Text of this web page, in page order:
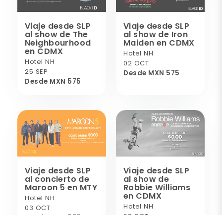
Viaje desde SLP
al show de The
Neighbourhood
en CDMX
Hotel NH
25 SEP
Desde MXN 575
Viaje desde SLP
al show de Iron
Maiden en CDMX
Hotel NH
02 OCT
Desde MXN 575
Viaje desde SLP
al concierto de
Maroon 5 en MTY
Hotel NH
03 OCT
Viaje desde SLP
al show de
Robbie Williams
en CDMX
Hotel NH